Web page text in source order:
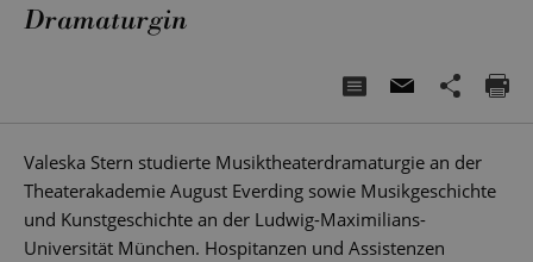
Dramaturgin
Valeska Stern studierte Musiktheaterdramaturgie an der
Theaterakademie August Everding sowie Musikgeschichte
und Kunstgeschichte an der Ludwig-Maximilians-
Universität München. Hospitanzen und Assistenzen